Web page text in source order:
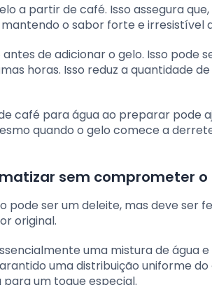
a partir de café. Isso assegura
o sabor forte e irresistível
de adicionar o gelo. Isso pode
horas. Isso reduz a quantidade
café para água ao preparar pode
quando o gelo comece a
sem comprometer o
pode ser um deleite, mas deve ser
original.
uma mistura de água
uma distribuição uniforme
um toque especial.